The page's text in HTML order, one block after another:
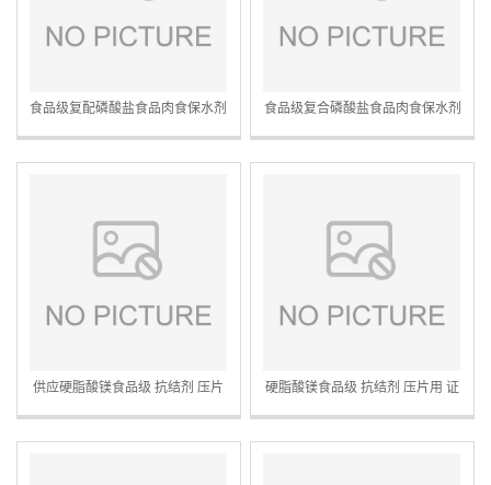
食品级复配磷酸盐食品肉食保水剂
磷酸盐膨松剂面制品改良剂
食品级复合磷酸盐食品肉食保水剂
磷酸盐膨松剂面制品改良剂
供应硬脂酸镁食品级 抗结剂 压片
用 证件齐全 硬脂酸镁镁
硬脂酸镁食品级 抗结剂 压片用 证
件齐全 硬脂酸镁